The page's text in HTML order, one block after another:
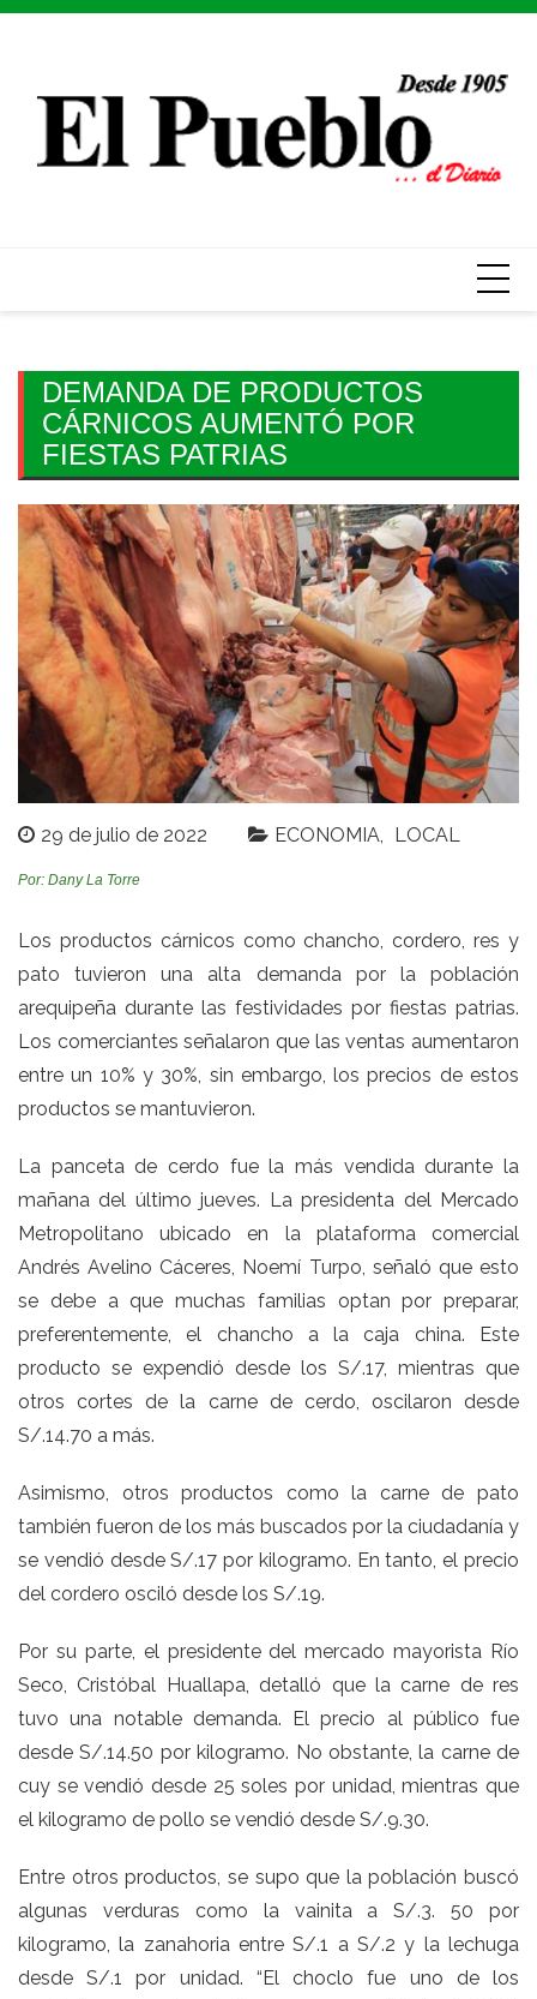
Skip
DEMANDA DE PRODUCTOS
CÁRNICOS AUMENTÓ POR
FIESTAS PATRIAS
29 de julio de 2022 ECONOMIA LOCAL
Por: Dany La Torre
Los productos cárnicos como chancho, cordero, res y
pato tuvieron una alta demanda por la población
arequipeña durante las festividades por fiestas patrias.
Los comerciantes señalaron que las ventas aumentaron
entre un 10% y 30%, sin embargo, los precios de estos
productos se mantuvieron.
La panceta de cerdo fue la más vendida durante la
mañana del último jueves. La presidenta del Mercado
Metropolitano ubicado en la plataforma comercial
Andrés Avelino Cáceres, Noemí Turpo, señaló que esto
se debe a que muchas familias optan por preparar,
preferentemente, el chancho a la caja china. Este
producto se expendió desde los S/.17, mientras que
otros cortes de la carne de cerdo, oscilaron desde
S/.14.70 a más.
Asimismo, otros productos como la carne de pato
también fueron de los más buscados por la ciudadanía y
se vendió desde S/.17 por kilogramo. En tanto, el precio
del cordero osciló desde los S/.19.
Por su parte, el presidente del mercado mayorista Río
Seco, Cristóbal Huallapa, detalló que la carne de res
tuvo una notable demanda. El precio al público fue
desde S/.14.50 por kilogramo. No obstante, la carne de
cuy se vendió desde 25 soles por unidad, mientras que
el kilogramo de pollo se vendió desde S/.9.30.
Entre otros productos, se supo que la población buscó
algunas verduras como la vainita a S/.3. 50 por
kilogramo, la zanahoria entre S/.1 a S/.2 y la lechuga
desde S/.1 por unidad. “El choclo fue uno de los